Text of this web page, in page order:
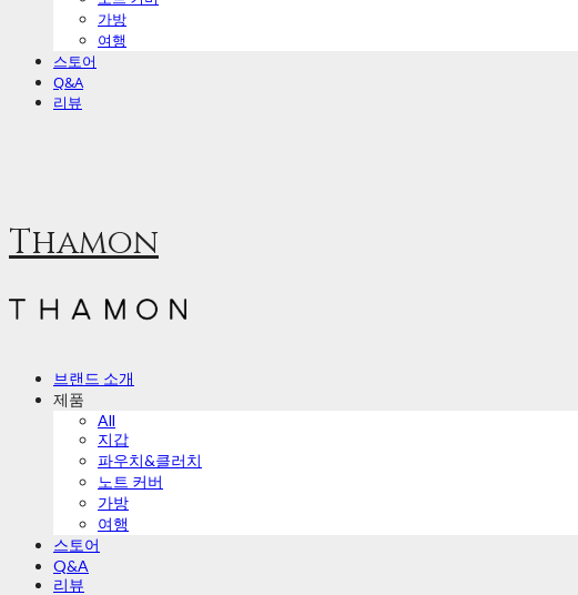
가방
여행
스토어
Q&A
리뷰
Thamon
브랜드 소개
제품
All
지갑
파우치&클러치
노트 커버
가방
여행
스토어
Q&A
리뷰